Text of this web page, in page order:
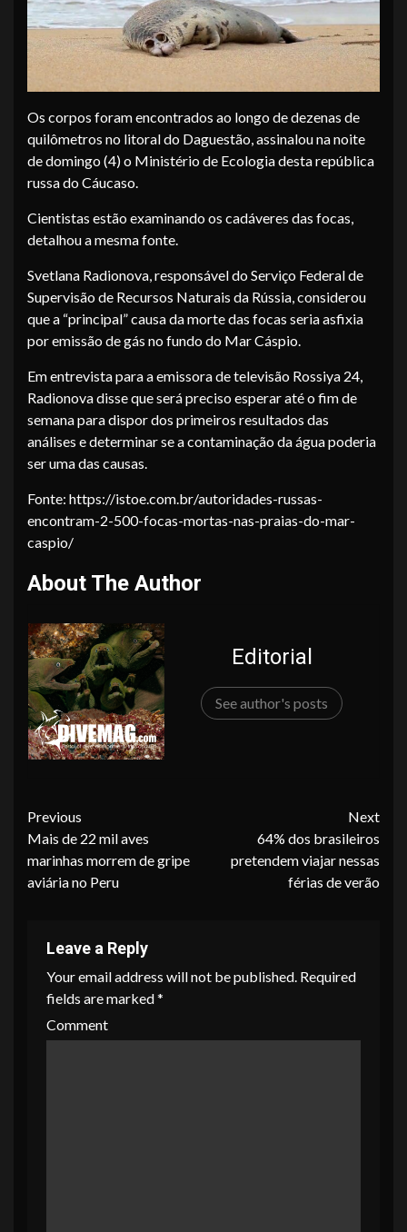
Os corpos foram encontrados ao longo de dezenas de
quilômetros no litoral do Daguestão, assinalou na noite
de domingo (4) o Ministério de Ecologia desta república
russa do Cáucaso.
Cientistas estão examinando os cadáveres das focas,
detalhou a mesma fonte.
Svetlana Radionova, responsável do Serviço Federal de
Supervisão de Recursos Naturais da Rússia, considerou
que a “principal” causa da morte das focas seria asfixia
por emissão de gás no fundo do Mar Cáspio.
Em entrevista para a emissora de televisão Rossiya 24,
Radionova disse que será preciso esperar até o fim de
semana para dispor dos primeiros resultados das
análises e determinar se a contaminação da água poderia
ser uma das causas.
Fonte: https://istoe.com.br/autoridades-russas-
encontram-2-500-focas-mortas-nas-praias-do-mar-
caspio/
About The Author
Editorial
See author's posts
Continue
Reading
Previous
Mais de 22 mil aves
marinhas morrem de gripe
aviária no Peru
Next
64% dos brasileiros
pretendem viajar nessas
férias de verão
Leave a Reply
Your email address will not be published. Required
fields are marked*
Comment